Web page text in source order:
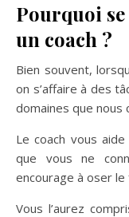
Pourquoi
un coach ?
Bien souvent,
on s’affaire à des
domaines que nous
Le coach vous
que vous ne
encourage à oser
Vous l’aurez